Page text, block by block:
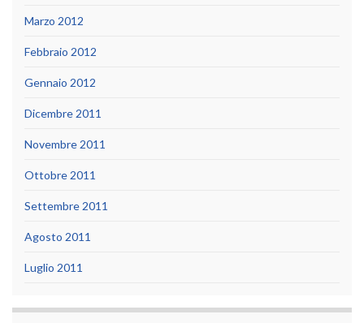
Marzo 2012
Febbraio 2012
Gennaio 2012
Dicembre 2011
Novembre 2011
Ottobre 2011
Settembre 2011
Agosto 2011
Luglio 2011